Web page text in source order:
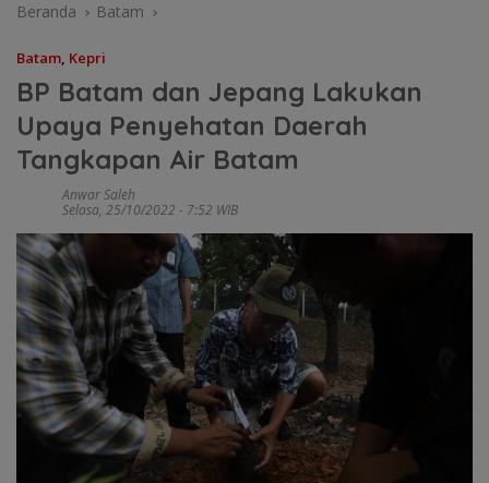
Beranda Batam
Batam, Kepri
BP Batam dan Jepang Lakukan
Upaya Penyehatan Daerah
Tangkapan Air Batam
Anwar Saleh
Selasa, 25/10/2022 - 7:52 WIB